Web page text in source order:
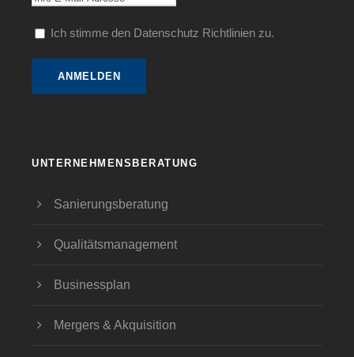
Ich stimme den Datenschutz Richtlinien zu.
UNTERNEHMENSBERATUNG
Sanierungsberatung
Qualitätsmanagement
Businessplan
Mergers & Akquisition